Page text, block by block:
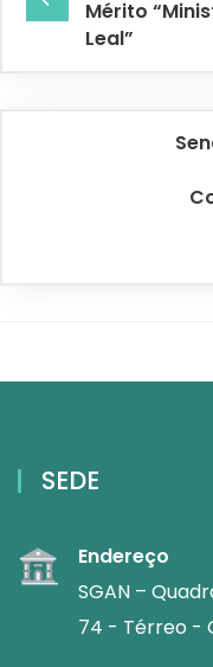
Mérito
Leal”
SEDE
Endereço
SGAN –
74 - Térreo -